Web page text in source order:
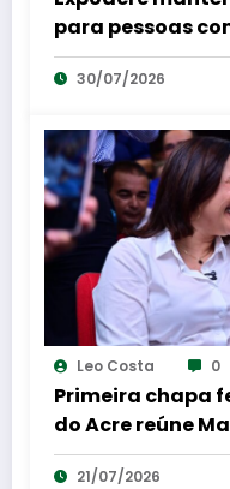
para pessoas
shows e rodeios
30/07/2026
Leo Costa 0
Primeira chapa
do Acre reúne
Sales em
21/07/2026